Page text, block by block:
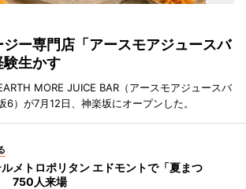
ー専門店「アースモアジュースバ
験生かす
MORE JUICE BAR（アースモアジュースバ
6）が7月12日、神楽坂にオープンした。
メトロポリタン エドモントで「夏まつ
750人来場